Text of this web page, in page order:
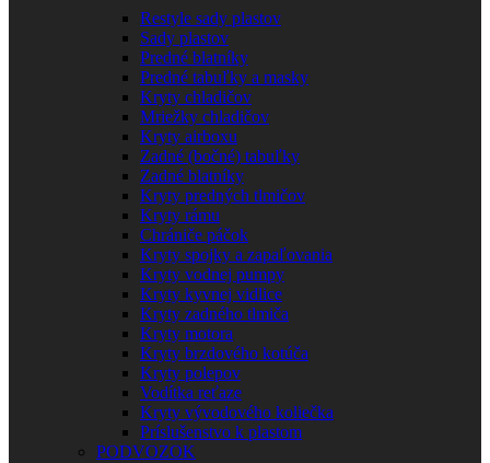
Restyle sady plastov
Sady plastov
Predné blatníky
Predné tabuľky a masky
Kryty chladičov
Mriežky chladičov
Kryty airboxu
Zadné (bočné) tabuľky
Zadné blatníky
Kryty predných tlmičov
Kryty rámu
Chrániče páčok
Kryty spojky a zapaľovania
Kryty vodnej pumpy
Kryty kyvnej vidlice
Kryty zadného tlmiča
Kryty motora
Kryty brzdového kotúča
Kryty polepov
Vodítka reťaze
Kryty vývodového koliečka
Príslušenstvo k plastom
PODVOZOK